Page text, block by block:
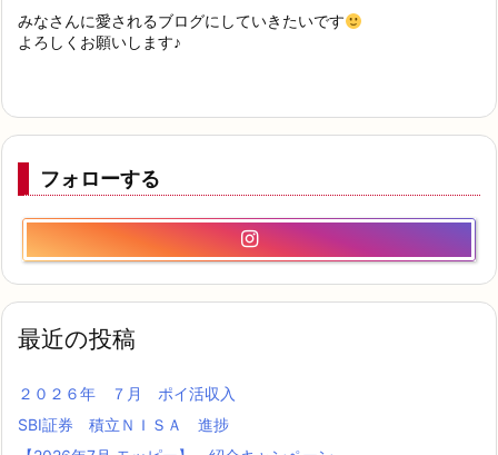
みなさんに愛されるブログにしていきたいです
よろしくお願いします♪
フォローする
最近の投稿
２０２６年 ７月 ポイ活収入
SBI証券 積立ＮＩＳＡ 進捗